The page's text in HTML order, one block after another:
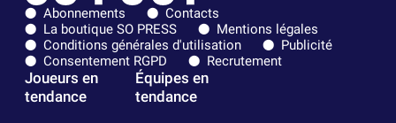
Abonnements
Contacts
La boutique SO PRESS
Mentions légales
Conditions générales d'utilisation
Publicité
Consentement RGPD
Recrutement
Joueurs en
tendance
Équipes en
tendance